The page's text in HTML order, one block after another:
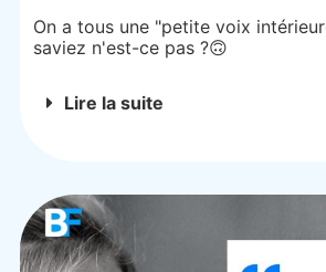
On a tous une "petite voix
saviez n'est-ce pas ?🙃
Lire la suite